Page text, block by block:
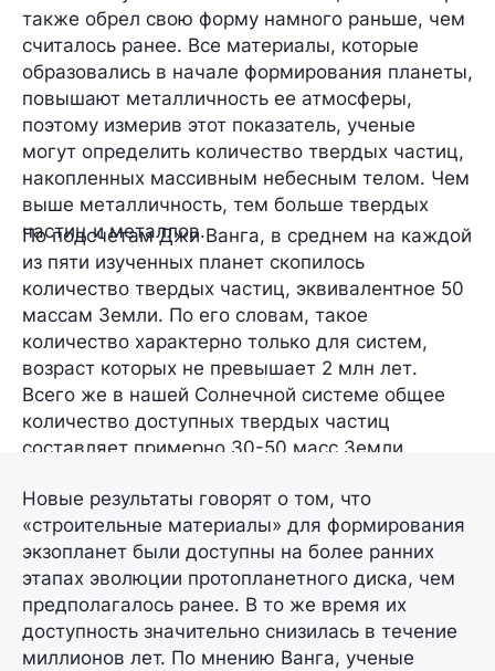
также обрел свою форму намного раньше, чем
считалось ранее. Все материалы, которые
образовались в начале формирования планеты,
повышают металличность ее атмосферы,
поэтому измерив этот показатель, ученые
могут определить количество твердых частиц,
накопленных массивным небесным телом. Чем
выше металличность, тем больше твердых
частиц и металлов.
По подсчетам Джи Ванга, в среднем на каждой
из пяти изученных планет скопилось
количество твердых частиц, эквивалентное 50
массам Земли. По его словам, такое
количество характерно только для систем,
возраст которых не превышает 2 млн лет.
Всего же в нашей Солнечной системе общее
количество доступных твердых частиц
составляет примерно 30-50 масс Земли.
Новые результаты говорят о том, что
«строительные материалы» для формирования
экзопланет были доступны на более ранних
этапах эволюции протопланетного диска, чем
предполагалось ранее. В то же время их
доступность значительно снизилась в течение
миллионов лет. По мнению Ванга, ученые